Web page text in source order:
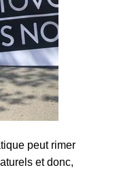
peut rimer
et donc,